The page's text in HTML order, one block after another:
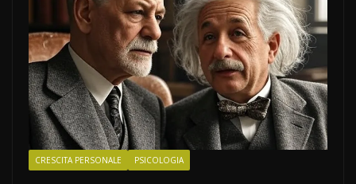
CRESCITA PERSONALE PSICOLOGIA